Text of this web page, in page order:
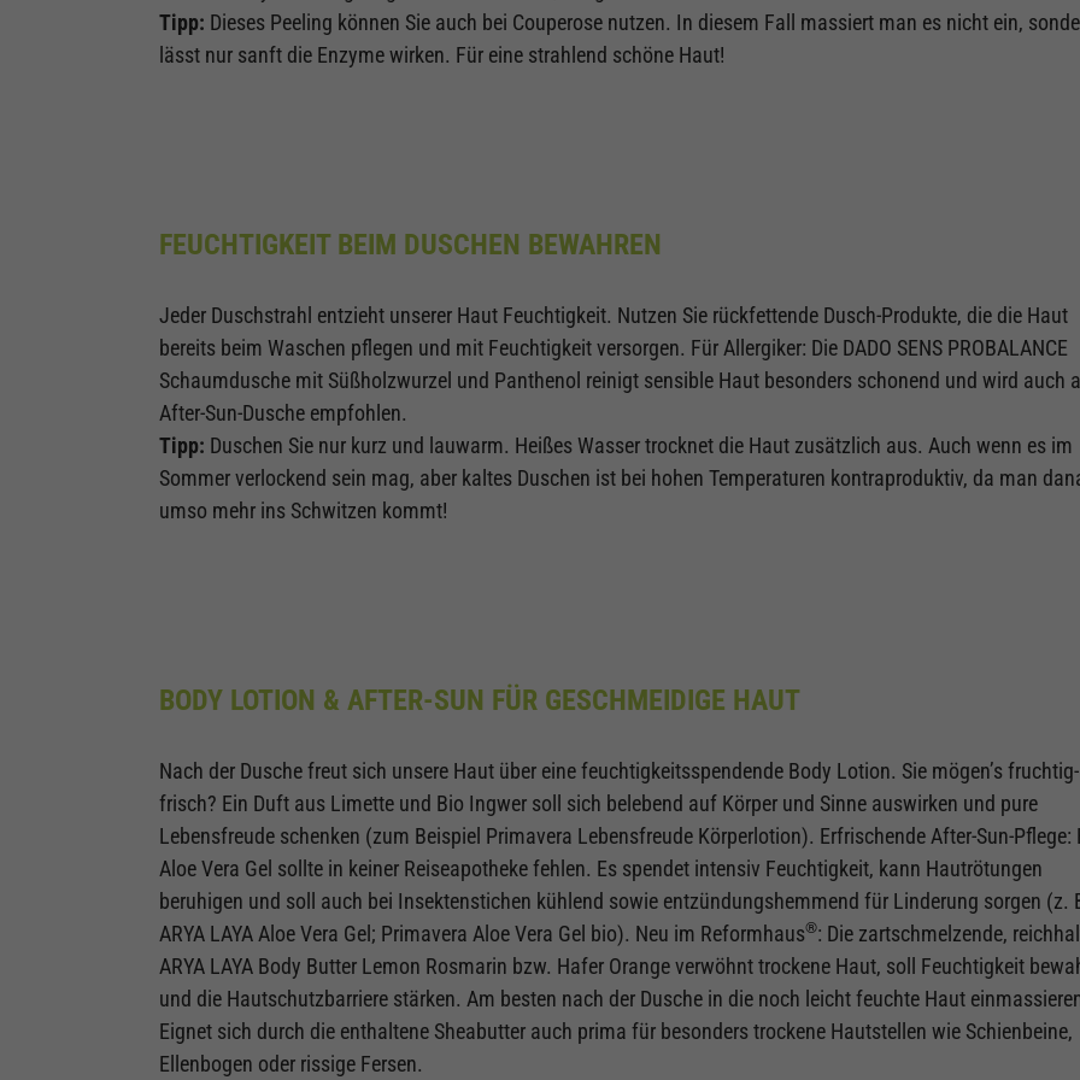
Tipp: Dieses Peeling können Sie auch bei Couperose nutzen. In diesem Fall massiert man es nicht ein,
lässt nur sanft die Enzyme wirken. Für eine strahlend schöne Haut!
FEUCHTIGKEIT BEIM DUSCHEN BEWAHREN
Jeder Duschstrahl entzieht unserer Haut Feuchtigkeit. Nutzen Sie rückfettende Dusch-Produkte, die die Haut
bereits beim Waschen pflegen und mit Feuchtigkeit versorgen. Für Allergiker: Die DADO SENS PROBALANCE
Schaumdusche mit Süßholzwurzel und Panthenol reinigt sensible Haut besonders schonend und wird auch
After-Sun-Dusche empfohlen.
Tipp: Duschen Sie nur kurz und lauwarm. Heißes Wasser trocknet die Haut zusätzlich aus. Auch wenn es im
Sommer verlockend sein mag, aber kaltes Duschen ist bei hohen Temperaturen kontraproduktiv, da man
umso mehr ins Schwitzen kommt!
BODY LOTION & AFTER-SUN FÜR GESCHMEIDIGE HAUT
Nach der Dusche freut sich unsere Haut über eine feuchtigkeitsspendende Body Lotion. Sie mögen’s fruchtig-
frisch? Ein Duft aus Limette und Bio Ingwer soll sich belebend auf Körper und Sinne auswirken und pure
Lebensfreude schenken (zum Beispiel Primavera Lebensfreude Körperlotion). Erfrischende After-Sun-Pflege:
Aloe Vera Gel sollte in keiner Reiseapotheke fehlen. Es spendet intensiv Feuchtigkeit, kann Hautrötungen
beruhigen und soll auch bei Insektenstichen kühlend sowie entzündungshemmend für Linderung sorgen (z.
ARYA LAYA Aloe Vera Gel; Primavera Aloe Vera Gel bio). Neu im Reformhaus®: Die zartschmelzende,
ARYA LAYA Body Butter Lemon Rosmarin bzw. Hafer Orange verwöhnt trockene Haut, soll Feuchtigkeit
und die Hautschutzbarriere stärken. Am besten nach der Dusche in die noch leicht feuchte Haut
Eignet sich durch die enthaltene Sheabutter auch prima für besonders trockene Hautstellen wie Schienbeine,
Ellenbogen oder rissige Fersen.